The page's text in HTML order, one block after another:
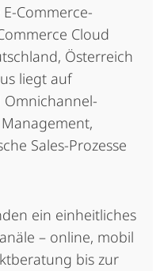
Commerce-
Cloud
Österreich
liegt auf
Omnichannel-
Sales-Prozesse
ein einheitliches
– online, mobil
bis zur